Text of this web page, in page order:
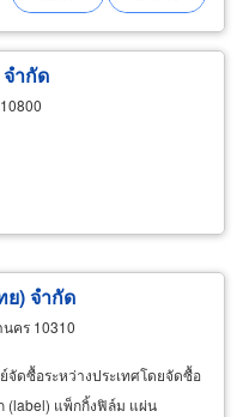
ำกัด
ย) จำกัด
คร 10310
ซื้อระหว่างประเทศโดยจัดซื้อ
แพ็กกิ้งฟิล์ม แผ่น